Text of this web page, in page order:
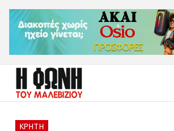
ΚΡΉΤΗ